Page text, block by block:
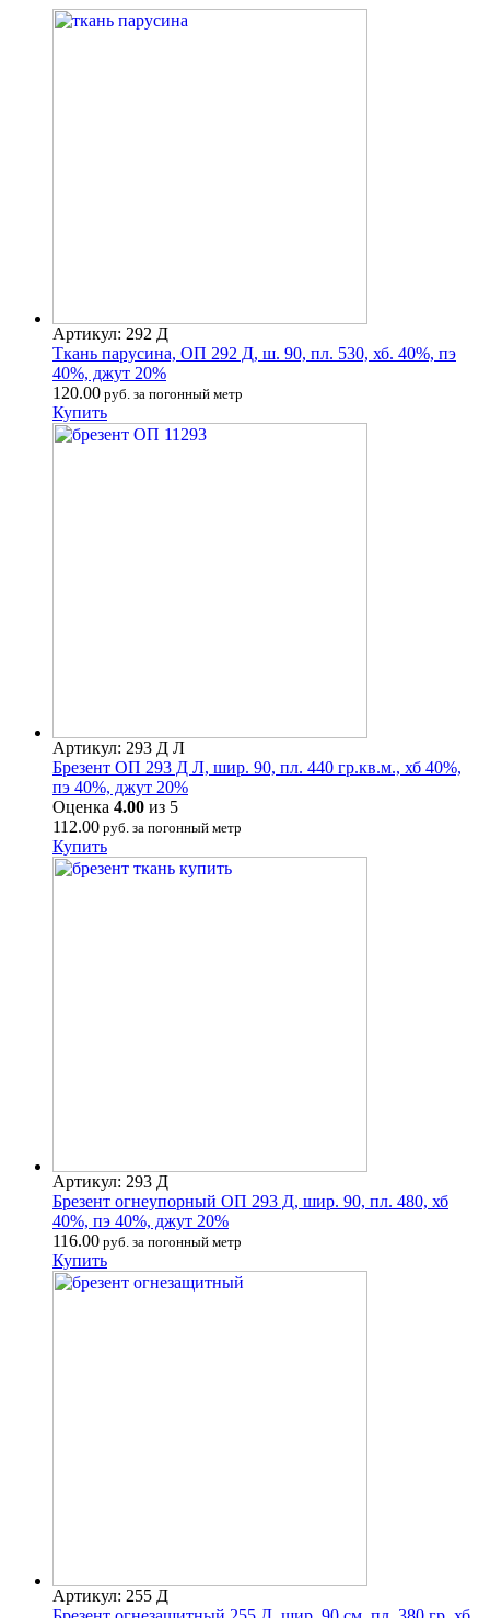
Артикул: 292 Д
Ткань парусина, ОП 292 Д, ш. 90, пл. 530, хб. 40%, пэ
40%, джут 20%
120.00 руб. за погонный метр
Купить
Артикул: 293 Д Л
Брезент ОП 293 Д Л, шир. 90, пл. 440 гр.кв.м., хб 40%,
пэ 40%, джут 20%
Оценка 4.00 из 5
112.00 руб. за погонный метр
Купить
Артикул: 293 Д
Брезент огнеупорный ОП 293 Д, шир. 90, пл. 480, хб
40%, пэ 40%, джут 20%
116.00 руб. за погонный метр
Купить
Артикул: 255 Д